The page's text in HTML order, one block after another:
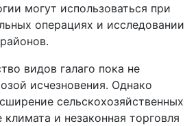
могут использоваться при
операциях и исследовании
видов галаго пока не
исчезновения. Однако
сельскохозяйственных
и незаконная торговля